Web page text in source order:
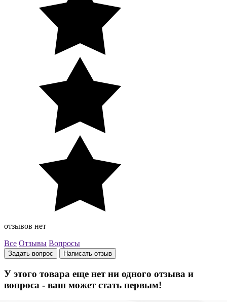
отзывов нет
Все Отзывы Вопросы
Задать вопрос Написать отзыв
У этого товара еще нет ни одного отзыва и
вопроса - ваш может стать первым!